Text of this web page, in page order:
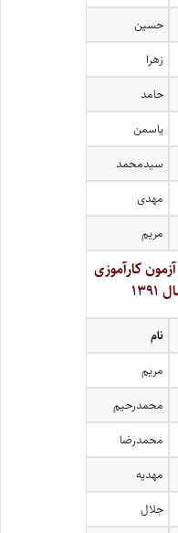
حسین
زهرا
حامد
یاسمن
سیدمحمد
مهدی
مریم
کارآموزی
نام
مریم
محمد‌رحیم
محمدرضا
مهدیه
جلال